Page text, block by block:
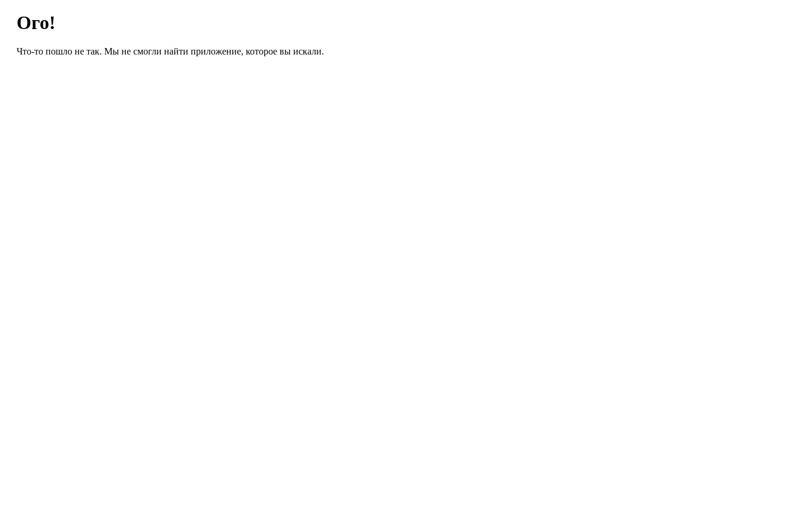
Ого!
Что-то пошло не так. Мы не смогли найти приложение, которое вы искали.